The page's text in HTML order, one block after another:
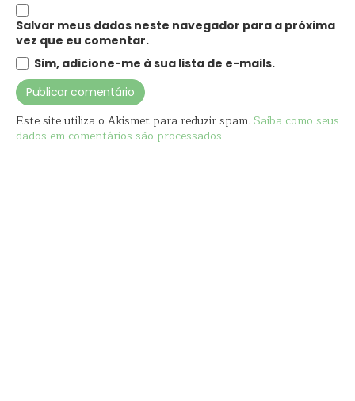
Salvar meus dados neste navegador para a próxima
vez que eu comentar.
Sim, adicione-me à sua lista de e-mails.
Este site utiliza o Akismet para reduzir spam. Saiba como seus
dados em comentários são processados.